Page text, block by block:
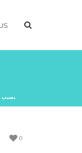
بسبب
0